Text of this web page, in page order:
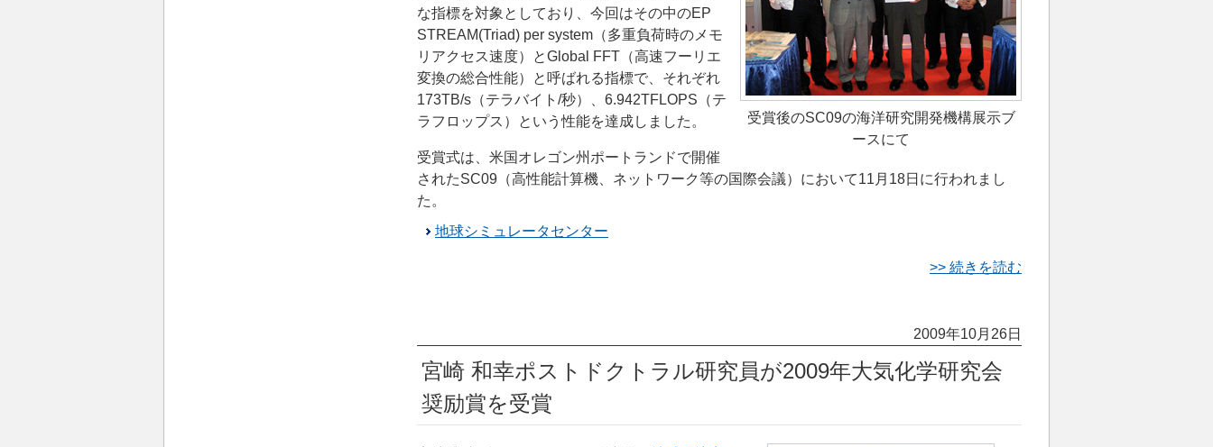
受賞後のSC09の海洋研究開発機構展示ブ
ースにて
な指標を対象としており、今回はその中のEP
STREAM(Triad) per system（多重負荷時のメモ
リアクセス速度）とGlobal FFT（高速フーリエ
変換の総合性能）と呼ばれる指標で、それぞれ
173TB/s（テラバイト/秒）、6.942TFLOPS（テ
ラフロップス）という性能を達成しました。
受賞式は、米国オレゴン州ポートランドで開催
されたSC09（高性能計算機、ネットワーク等の国際会議）において11月18日に行われまし
た。
地球シミュレータセンター
>> 続きを読む
2009年10月26日
宮崎 和幸ポストドクトラル研究員が2009年大気化学研究会
奨励賞を受賞